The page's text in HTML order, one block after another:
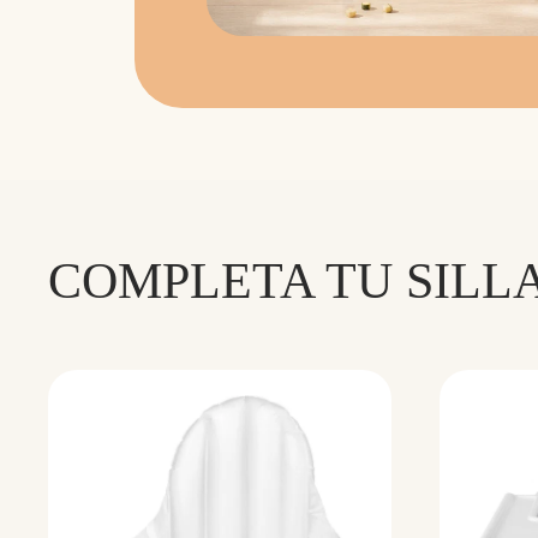
COMPLETA TU